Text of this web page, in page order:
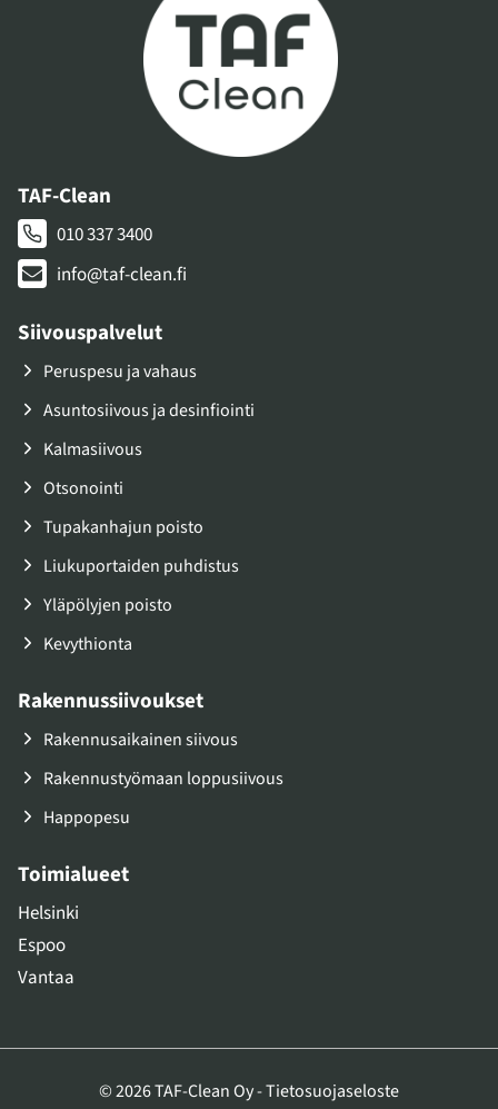
TAF-Clean
010 337 3400
info@taf-clean.fi
Siivouspalvelut
Peruspesu ja vahaus
Asuntosiivous ja desinfiointi
Kalmasiivous
Otsonointi
Tupakanhajun poisto
Liukuportaiden puhdistus
Yläpölyjen poisto
Kevythionta
Rakennussiivoukset
Rakennusaikainen siivous
Rakennustyömaan loppusiivous
Happopesu
Toimialueet
Helsinki
Espoo
Vantaa
© 2026 TAF-Clean Oy -Tietosuojaseloste